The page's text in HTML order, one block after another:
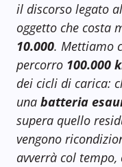
il discorso legato
oggetto che costa
10.000. Mettiamo
percorro 100.000
dei cicli di carica:
una batteria
supera quello
vengono
avverrà col